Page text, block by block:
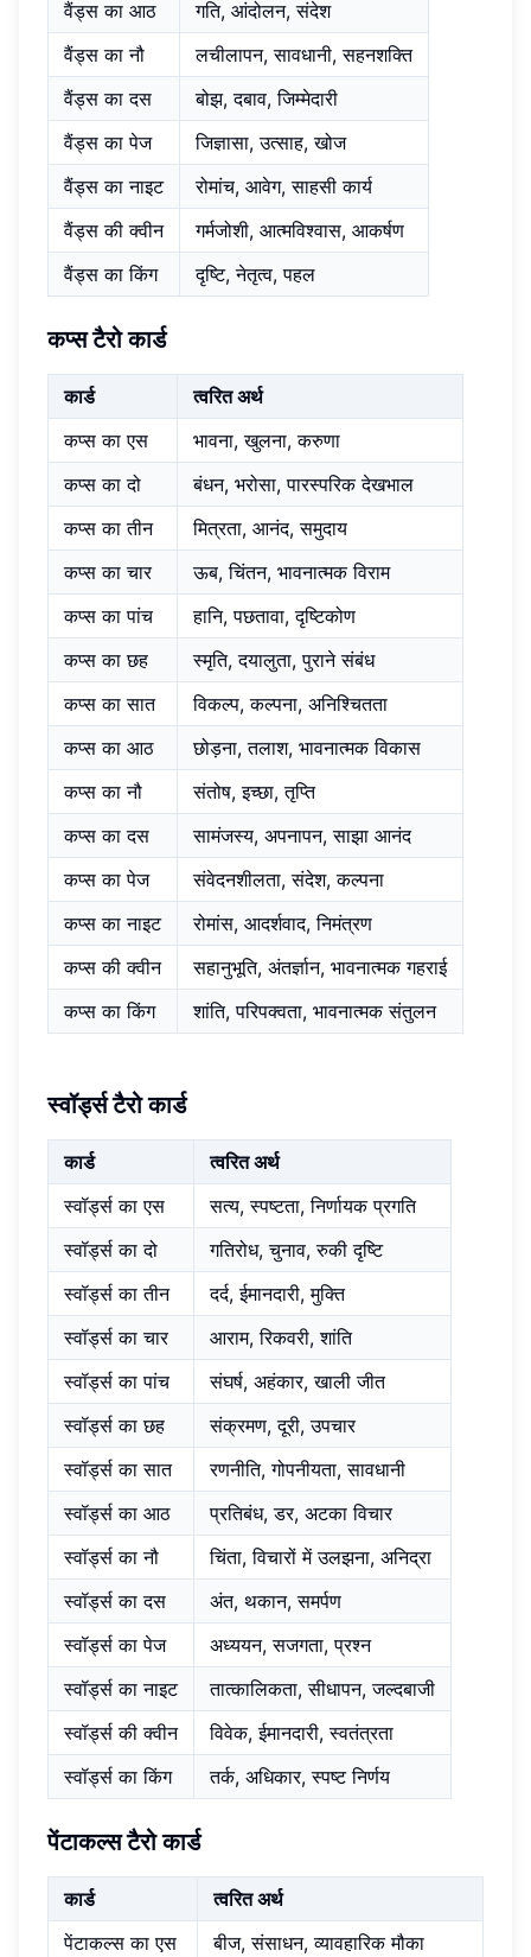
वैंड्स का आठ
गति, आंदोलन, संदेश
वैंड्स का नौ
लचीलापन, सावधानी, सहनशक्ति
वैंड्स का दस
बोझ, दबाव, जिम्मेदारी
वैंड्स का पेज
जिज्ञासा, उत्साह, खोज
वैंड्स का नाइट
रोमांच, आवेग, साहसी कार्य
वैंड्स की क्वीन
गर्मजोशी, आत्मविश्वास, आकर्षण
वैंड्स का किंग
दृष्टि, नेतृत्व, पहल
कप्स टैरो कार्ड
कार्ड
त्वरित अर्थ
कप्स का एस
भावना, खुलना, करुणा
कप्स का दो
बंधन, भरोसा, पारस्परिक देखभाल
कप्स का तीन
मित्रता, आनंद, समुदाय
कप्स का चार
ऊब, चिंतन, भावनात्मक विराम
कप्स का पांच
हानि, पछतावा, दृष्टिकोण
कप्स का छह
स्मृति, दयालुता, पुराने संबंध
कप्स का सात
विकल्प, कल्पना, अनिश्चितता
कप्स का आठ
छोड़ना, तलाश, भावनात्मक विकास
कप्स का नौ
संतोष, इच्छा, तृप्ति
कप्स का दस
सामंजस्य, अपनापन, साझा आनंद
कप्स का पेज
संवेदनशीलता, संदेश, कल्पना
कप्स का नाइट
रोमांस, आदर्शवाद, निमंत्रण
कप्स की क्वीन
सहानुभूति, अंतर्ज्ञान, भावनात्मक गहराई
कप्स का किंग
शांति, परिपक्वता, भावनात्मक संतुलन
स्वॉर्ड्स टैरो कार्ड
कार्ड
त्वरित अर्थ
स्वॉर्ड्स का एस
सत्य, स्पष्टता, निर्णायक प्रगति
स्वॉर्ड्स का दो
गतिरोध, चुनाव, रुकी दृष्टि
स्वॉर्ड्स का तीन
दर्द, ईमानदारी, मुक्ति
स्वॉर्ड्स का चार
आराम, रिकवरी, शांति
स्वॉर्ड्स का पांच
संघर्ष, अहंकार, खाली जीत
स्वॉर्ड्स का छह
संक्रमण, दूरी, उपचार
स्वॉर्ड्स का सात
रणनीति, गोपनीयता, सावधानी
स्वॉर्ड्स का आठ
प्रतिबंध, डर, अटका विचार
स्वॉर्ड्स का नौ
चिंता, विचारों में उलझना, अनिद्रा
स्वॉर्ड्स का दस
अंत, थकान, समर्पण
स्वॉर्ड्स का पेज
अध्ययन, सजगता, प्रश्न
स्वॉर्ड्स का नाइट
तात्कालिकता, सीधापन, जल्दबाजी
स्वॉर्ड्स की क्वीन
विवेक, ईमानदारी, स्वतंत्रता
स्वॉर्ड्स का किंग
तर्क, अधिकार, स्पष्ट निर्णय
पेंटाकल्स टैरो कार्ड
कार्ड
त्वरित अर्थ
पेंटाकल्स का एस
बीज, संसाधन, व्यावहारिक मौका